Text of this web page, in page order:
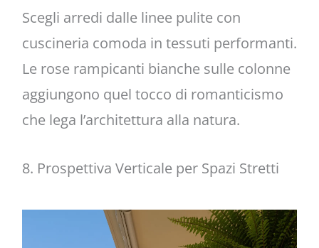
Scegli arredi dalle linee pulite con
cuscineria comoda in tessuti performanti.
Le rose rampicanti bianche sulle colonne
aggiungono quel tocco di romanticismo
che lega l’architettura alla natura.
8. Prospettiva Verticale per Spazi Stretti